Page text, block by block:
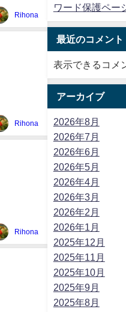
Rihona
Rihona
Rihona
ワード保護ペー
最近のコメント
表示できるコメ
アーカイブ
2026年8月
2026年7月
2026年6月
2026年5月
2026年4月
2026年3月
2026年2月
2026年1月
2025年12月
2025年11月
2025年10月
2025年9月
2025年8月